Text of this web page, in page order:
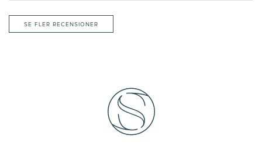
SE FLER RECENSIONER